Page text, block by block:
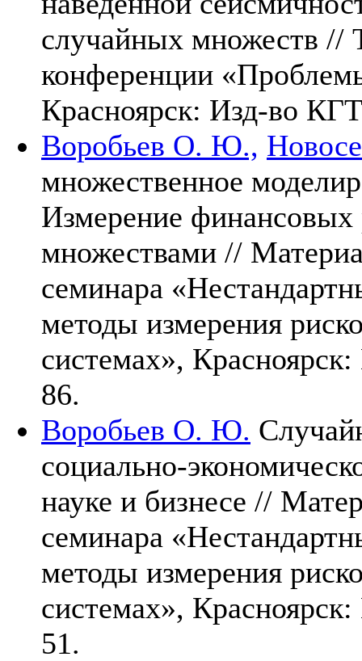
случайных множеств //
конференции
Красноярск: Изд-во
Воробьев О. Ю.,
множественное
Измерение
множествами //
семинара
методы измерения
системах»,
86.
Воробьев О. Ю.
социально-
науке и бизнесе //
семинара
методы измерения
системах»,
51.